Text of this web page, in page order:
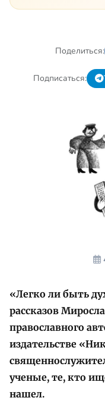
Поделиться:
Подписаться:
«Легко ли быть
рассказов
православного
издательстве
ученые, те, кто
нашел.